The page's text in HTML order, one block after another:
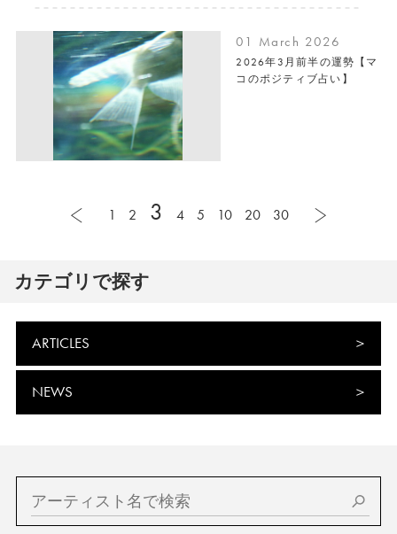
01 March 2026
2026年3月前半の運勢【マ
コのポジティブ占い】
1 2 3 4 5 10 20 30
カテゴリで探す
ARTICLES
NEWS